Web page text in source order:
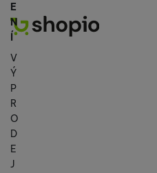
E
N
Í
V
Ý
P
R
O
D
E
J